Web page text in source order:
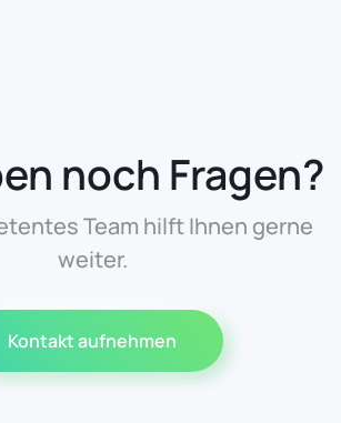
noch Fragen?
Team hilft Ihnen gerne
weiter.
Kontakt aufnehmen